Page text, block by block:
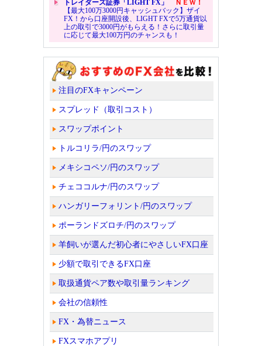
トレイダーズ証券「LIGHT FX」
ＮＥＷ！
【最大100万3000円キャッシュバック】ザイ
FX！から口座開設後、LIGHT FXで5万通貨以
上の取引で3000円がもらえる！さらに取引量
に応じて最大100万円のチャンスも！
注目のFXキャンペーン
スプレッド（取引コスト）
スワップポイント
トルコリラ/円のスワップ
メキシコペソ/円のスワップ
チェココルナ/円のスワップ
ハンガリーフォリント/円のスワップ
ポーランドズロチ/円のスワップ
羊飼いが選んだ初心者にやさしいFX口座
少額で取引できるFX口座
取扱通貨ペア数や取引量ランキング
会社の信頼性
FX・為替ニュース
FXスマホアプリ